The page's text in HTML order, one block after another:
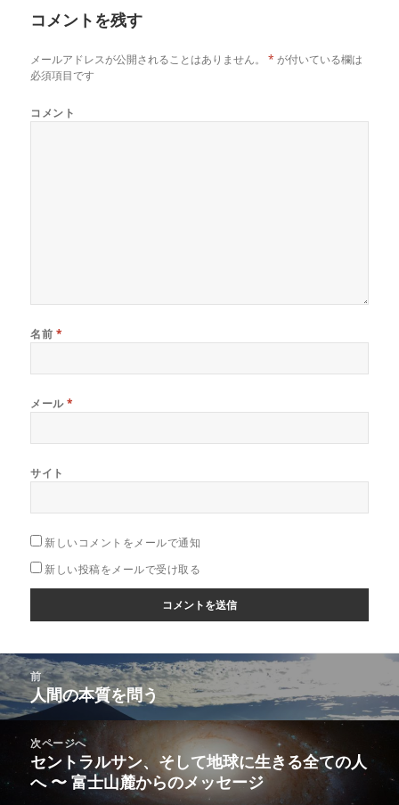
コメントを残す
メールアドレスが公開されることはありません。 * が付いている欄は
必須項目です
コメント
名前 *
メール*
サイト
新しいコメントをメールで通知
新しい投稿をメールで受け取る
投
稿
ナ
前
前
の
投
稿:
人間の本質を問う
次ページへ
次
の
セントラルサン、そして地球に生きる全ての人
へ 〜 富士山麓からのメッセージ